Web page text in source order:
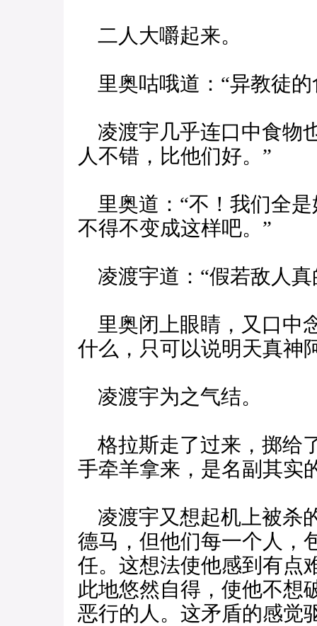
二人大嚼起来。
里奥咕哦道：“异教徒的
凌渡宇几乎连口中食物
人不错，比他们好。”
里奥道：“不！我们全
不得不变成这样吧。”
凌渡宇道：“假若敌人
里奥闭上眼睛，又口中
什么，只可以说明天真神
凌渡宇为之气结。
格拉斯走了过来，掷给
手牵羊拿来，是名副其实
凌渡宇又想起机上被杀
德马，但他们每一个人，
任。这想法使他感到有点
此地悠然自得，使他不想
恶行的人。这矛盾的感觉